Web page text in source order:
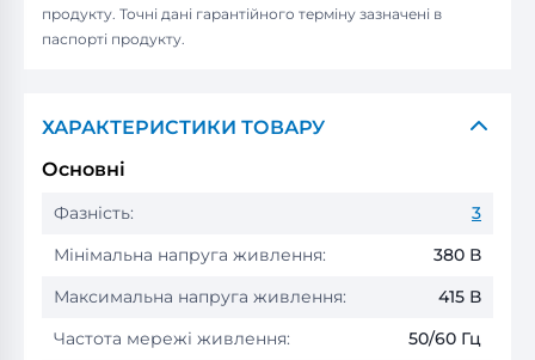
продукту. Точні дані гарантійного терміну зазначені в
паспорті продукту.
ХАРАКТЕРИСТИКИ ТОВАРУ
Основні
Фазність:
3
Мінімальна напруга живлення:
380 В
Максимальна напруга живлення:
415 В
Частота мережі живлення:
50/60 Гц